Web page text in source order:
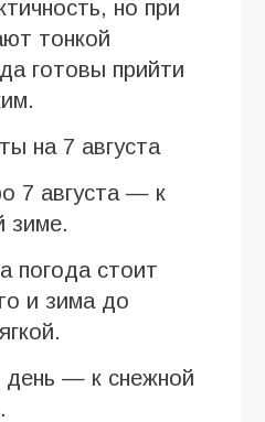
но при
тонкой
готовы прийти
на 7 августа
7 августа — к
зиме.
стоит
и зима до
— к снежной